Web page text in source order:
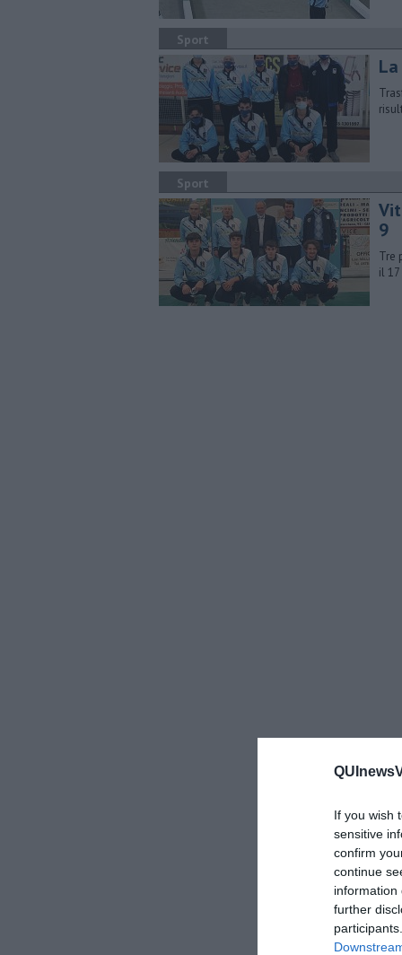
If you wish
sensitive
confirm
continue
information
further
Sport
Sport
9
Tre
il